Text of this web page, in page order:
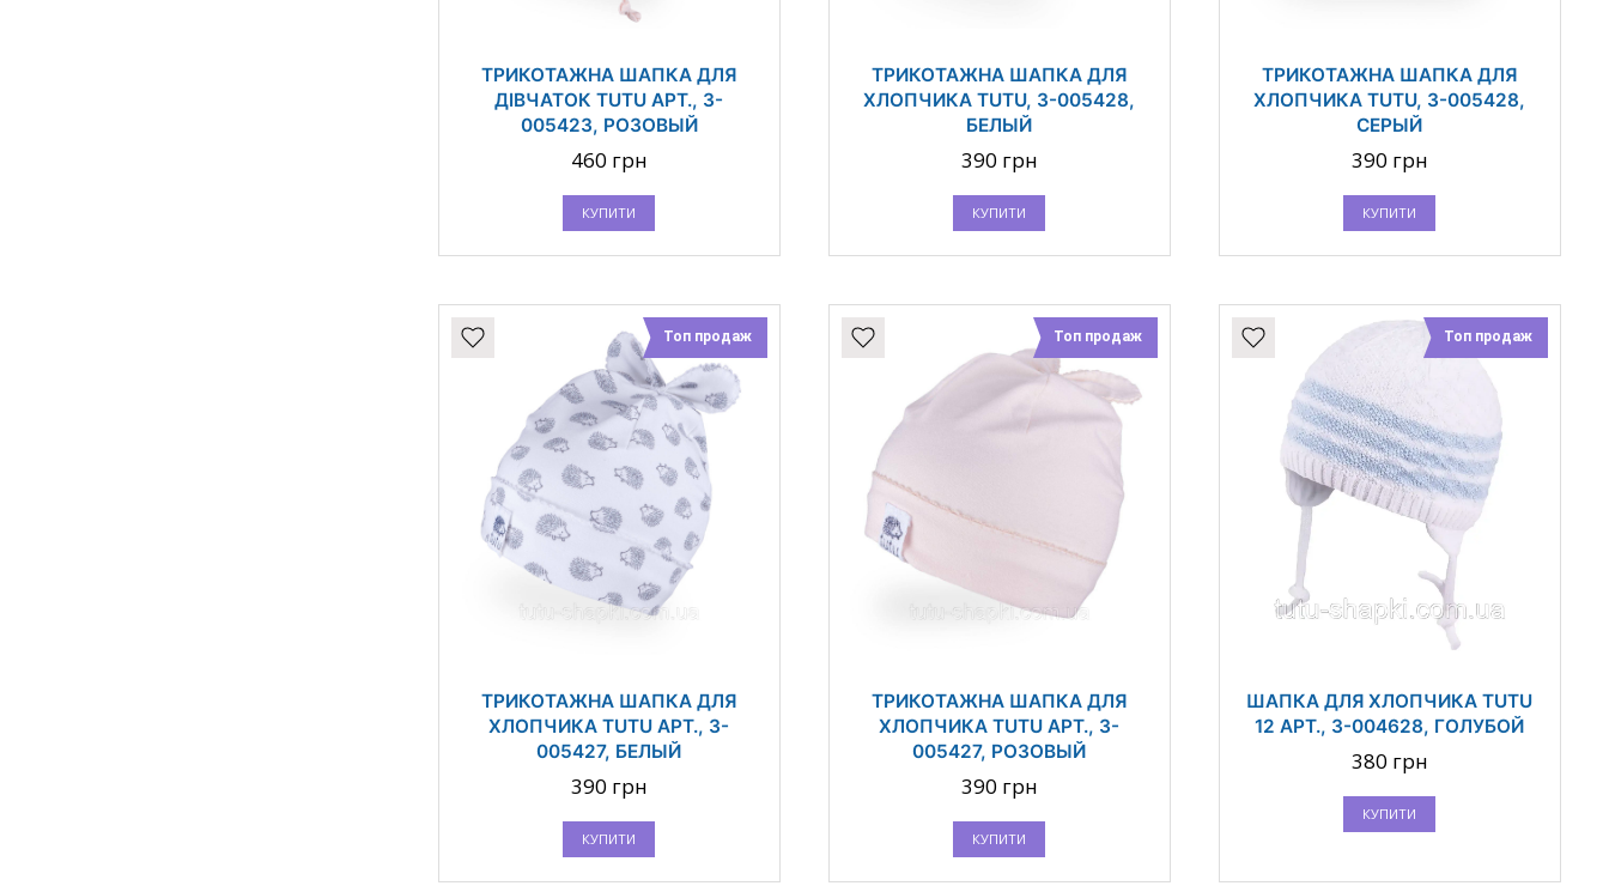
ТРИКОТАЖНА ШАПКА ДЛЯ
ДІВЧАТОК TUTU АРТ., 3-
005423, РОЗОВЫЙ
460 грн
КУПИТИ
ТРИКОТАЖНА ШАПКА ДЛЯ
ХЛОПЧИКА TUTU, 3-005428,
БЕЛЫЙ
390 грн
КУПИТИ
ТРИКОТАЖНА ШАПКА ДЛЯ
ХЛОПЧИКА TUTU, 3-005428,
СЕРЫЙ
390 грн
КУПИТИ
Топ продаж
ТРИКОТАЖНА ШАПКА ДЛЯ
ХЛОПЧИКА TUTU АРТ., 3-
005427, БЕЛЫЙ
390 грн
КУПИТИ
Топ продаж
ТРИКОТАЖНА ШАПКА ДЛЯ
ХЛОПЧИКА TUTU АРТ., 3-
005427, РОЗОВЫЙ
390 грн
КУПИТИ
Топ продаж
ШАПКА ДЛЯ ХЛОПЧИКА TUTU
12 АРТ., 3-004628, ГОЛУБОЙ
380 грн
КУПИТИ